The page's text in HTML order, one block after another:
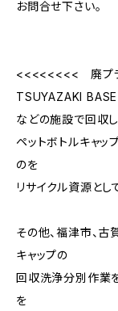
お問合せ下さい。
<<<<<<<< 廃プ
TSUYAZAKI BASE
などの施設で回収
ペットボトルキャ
のを
リサイクル資源とし
その他、福津市、
キャップの
回収洗浄分別作業を
を